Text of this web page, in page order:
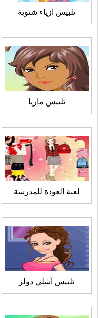
تلبيس ازياء شتوية
تلبيس ماريا
لعبة العودة للمدرسة
تلبيس آشلي دولز